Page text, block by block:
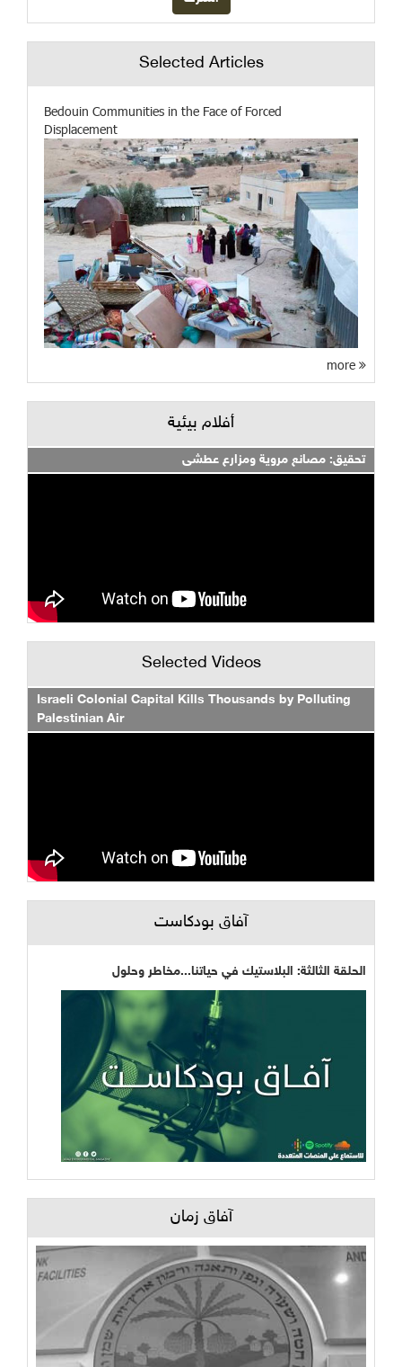
Selected Articles
Bedouin Communities in the Face of Forced
Displacement
أفلام بيئية
تحقيق: مصانع مروية ومزارع عطشى
Selected Videos
Israeli Colonial Capital Kills Thousands by Polluting
Palestinian Air
آفاق بودكاست
الحلقة الثالثة: البلاستيك في حياتنا...مخاطر وحلول
آفاق زمان